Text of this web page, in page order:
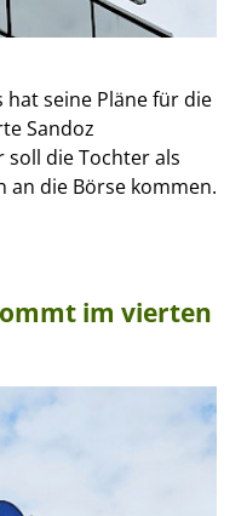
seine Pläne für die
Sandoz
die Tochter als
an die Börse kommen.
im vierten